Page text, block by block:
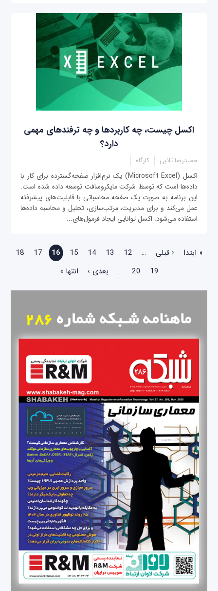
اکسل چیست، چه کاربردها و چه ترفندهای مهمی
دارد؟
حمیدرضا تائبی کارگاه
اکسل (Microsoft Excel) یک نرم‌افزار صفحه‌گسترده برای کار با
داده‌ها است که توسط شرکت مایکروسافت توسعه داده شده است.
این برنامه به صورت یک صفحه محاسباتی با قابلیت‌های پیشرفته
عمل می‌کند و برای مدیریت، مرتب‌سازی، تحلیل و محاسبه داده‌ها
استفاده می‌شود. اکسل توانایی ایجاد فرمول‌های...
صفحه‌ها
« ابتدا ‹ قبلی …
12
13
14
15
16
17
18
19
20
… بعدی › انتها »